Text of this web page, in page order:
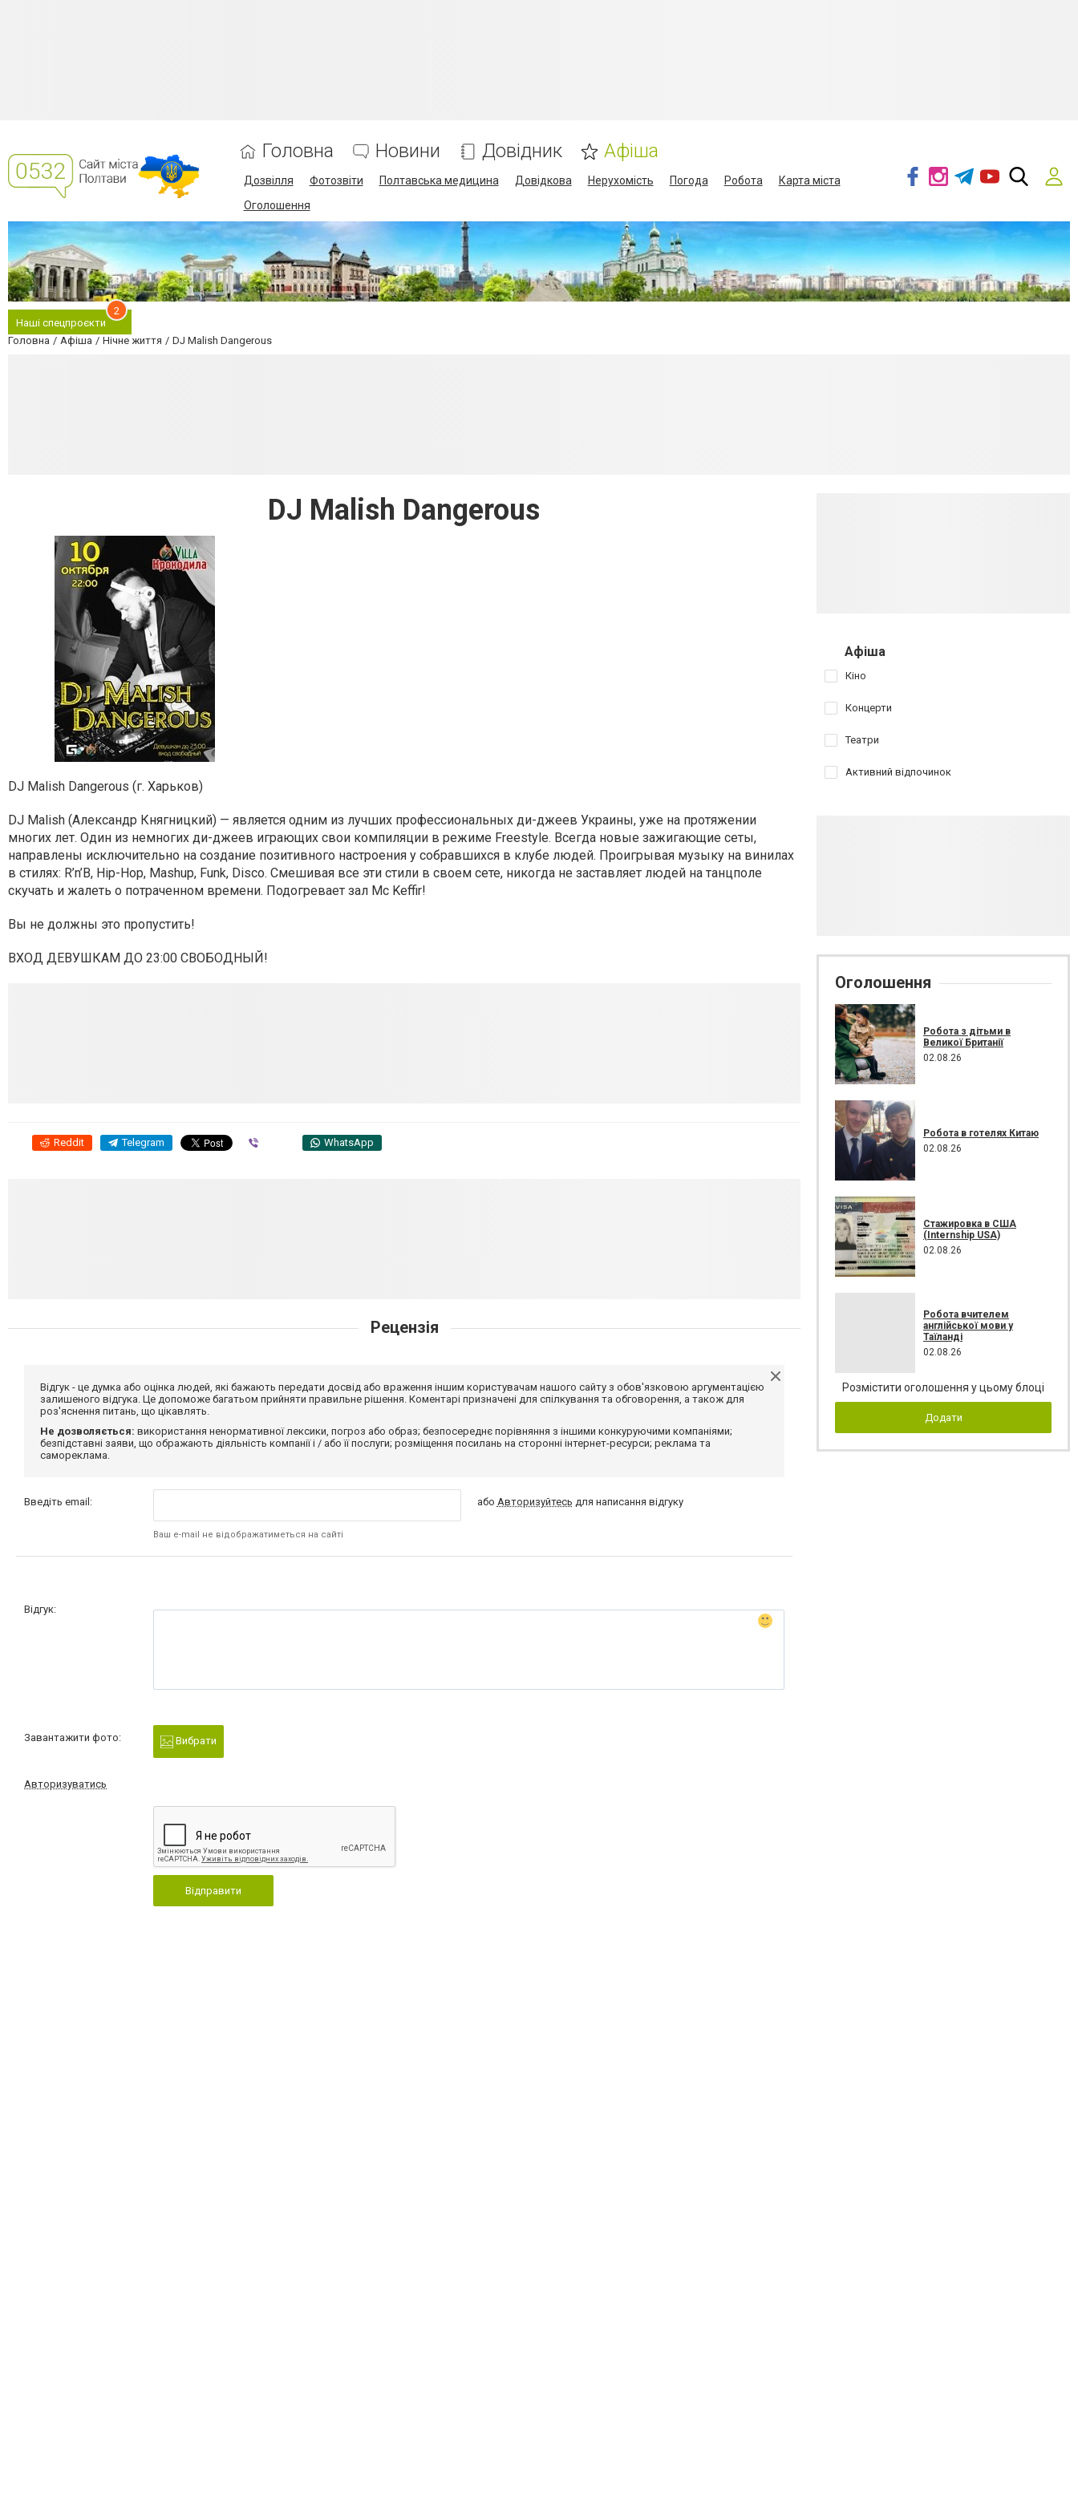
Головна Новини Довідник Афіша
Дозвілля Фотозвіти Полтавська медицина Довідкова Нерухомість Погода Робота
Карта міста
Оголошення
Наші спецпроєкти
2
Головна Афіша Нічне життя DJ Malish Dangerous
DJ Malish Dangerous
DJ Malish Dangerous (г. Харьков)
DJ Malish (Александр Княгницкий) — является одним из лучших профессиональных ди-джеев Украины, уже на протяжении
многих лет. Один из немногих ди-джеев играющих свои компиляции в режиме Freestyle. Всегда новые зажигающие сеты,
направлены исключительно на создание позитивного настроения у собравшихся в клубе людей. Проигрывая музыку на винилах
в стилях: R’n’B, Hip-Hop, Mashup, Funk, Disco. Смешивая все эти стили в своем сете, никогда не заставляет людей на танцполе
скучать и жалеть о потраченном времени. Подогревает зал Mc Keffir!
Вы не должны это пропустить!
ВХОД ДЕВУШКАМ ДО 23:00 СВОБОДНЫЙ!
Reddit Telegram WhatsApp
Рецензія
Відгук - це думка або оцінка людей, які бажають передати досвід або враження іншим користувачам нашого сайту з обов'язковою аргументацією
залишеного відгука. Це допоможе багатьом прийняти правильне рішення. Коментарі призначені для спілкування та обговорення, а також для
роз'яснення питань, що цікавлять.
Не дозволяється: використання ненормативної лексики, погроз або образ; безпосереднє порівняння з іншими конкуруючими компаніями;
безпідставні заяви, що ображають діяльність компанії і / або її послуги; розміщення посилань на сторонні інтернет-ресурси; реклама та
самореклама.
Введіть email:
Ваш e-mail не відображатиметься на сайті
або Авторизуйтесь для написання відгуку
Відгук:
Завантажити фото: Вибрати
Авторизуватись
Відправити
Афіша
Кіно
Концерти
Театри
Активний відпочинок
Оголошення
Робота з дітьми в
Великої Британії
02.08.26
Робота в готелях Китаю
02.08.26
Стажировка в США
(Internship USA)
02.08.26
Робота вчителем
англійської мови у
Таїланді
02.08.26
Розмістити оголошення у цьому блоці
Додати